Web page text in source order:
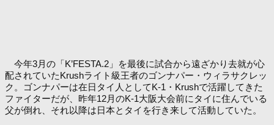
今年3月の「K’FESTA.2」を最後に試合から遠ざかり去就が心
配されていたKrushライト級王者のゴンナパー・ウィラサクレッ
ク。ゴンナパーは在日タイ人としてK-1・Krushで活躍してきた
ファイターだが、昨年12月のK-1大阪大会前にタイに住んでいる
父が倒れ、それ以降は日本とタイを行き来して活動していた。